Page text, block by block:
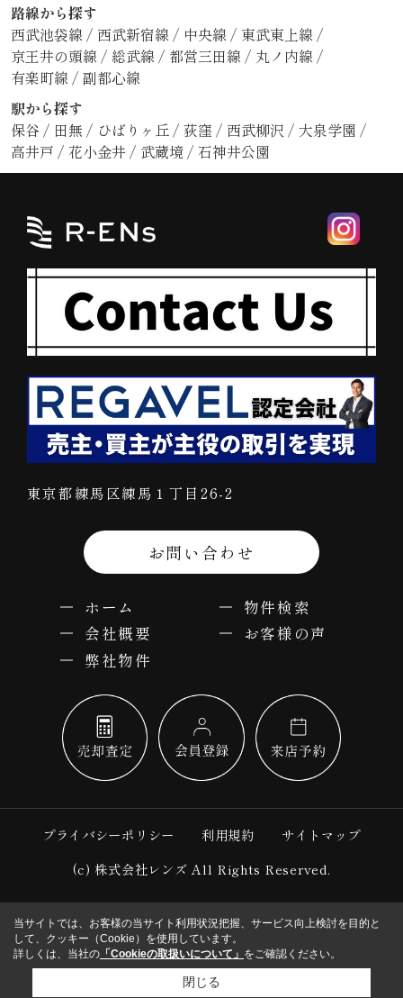
路線から探す
西武池袋線 / 西武新宿線 / 中央線 / 東武東上線 /
京王井の頭線 / 総武線 / 都営三田線 / 丸ノ内線 /
有楽町線 / 副都心線
駅から探す
保谷 / 田無 / ひばりヶ丘 / 荻窪 / 西武柳沢 / 大泉学園 /
高井戸 / 花小金井 / 武蔵境 / 石神井公園
東京都練馬区練馬１丁目26-2
お問い合わせ
ホーム
物件検索
会社概要
お客様の声
弊社物件
プライバシーポリシー 利用規約
サイトマップ
(c) 株式会社レンズ All Rights Reserved.
当サイトでは、お客様の当サイト利用状況把握、サービス向上検討を目的と
して、クッキー（Cookie）を使用しています。
詳しくは、当社の 「Cookieの取扱いについて」 をご確認ください。
閉じる